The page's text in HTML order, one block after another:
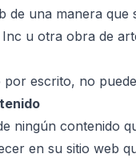
de una manera
u otra obra de
escrito, no
ningún contenido
en su sitio web